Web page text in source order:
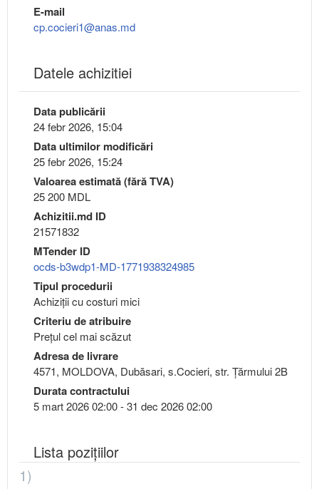
E-mail
cp.cocieri1@anas.md
Datele achizitiei
Data publicării
24 febr 2026, 15:04
Data ultimilor modificări
25 febr 2026, 15:24
Valoarea estimată (fără TVA)
25 200 MDL
Achizitii.md ID
21571832
MTender ID
ocds-b3wdp1-MD-1771938324985
Tipul procedurii
Achiziții cu costuri mici
Criteriu de atribuire
Preţul cel mai scăzut
Adresa de livrare
4571, MOLDOVA, Dubăsari, s.Cocieri, str. Țărmului 2B
Durata contractului
5 mart 2026 02:00 - 31 dec 2026 02:00
Lista pozițiilor
1)